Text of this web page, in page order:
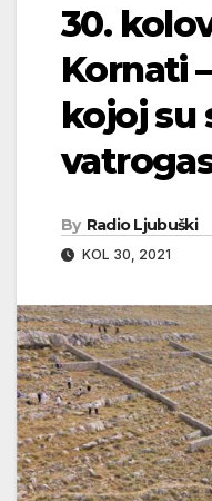
30.
Kornati
kojoj su
By Radio Ljubuški
KOL 30, 2021